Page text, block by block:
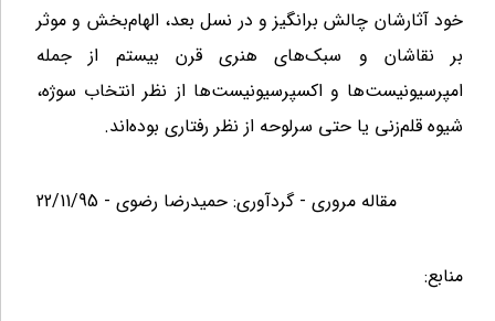
خود آثارشان چالش برانگیز و در نسل بعد، الهام‌بخش و موثر
بر نقاشان و سبک‌های هنری قرن بیستم از جمله
امپرسیونیست‌ها و اکسپرسیونیست‌ها از نظر انتخاب سوژه،
شیوه قلم‌زنی یا حتی سرلوحه از نظر رفتاری بوده‌اند.
مقاله مروری - گردآوری: حمیدرضا رضوی - 22/11/95
منابع: